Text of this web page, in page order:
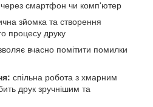
смартфон чи комп'ютер
зйомка та створення
процесу друку
вчасно помітити помилки
спільна робота з хмарним
друк зручнішим та